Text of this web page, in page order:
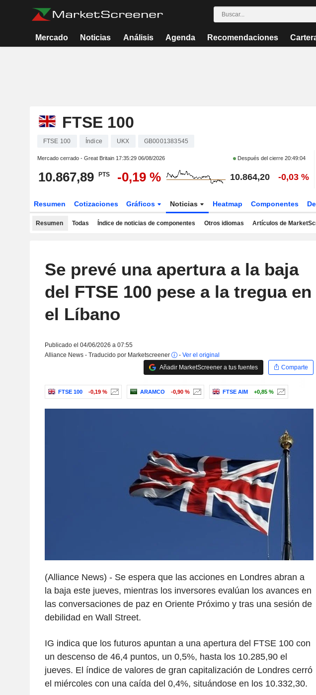
Mercado Noticias Análisis Agenda Recomendaciones
FTSE 100
FTSE 100 Índice UKX GB0001383545
Mercado cerrado - Great Britain 17:35:29 06/08/2026 Después del cierre20:49:04
10.867,89 PTS -0,19 % 10.864,20 -0,03 %
Resumen Cotizaciones Gráficos Noticias Heatmap Componentes
Resumen Todas Índice de noticias de componentes Otros idiomas Artículos de
Se prevé una apertura a la baja
del FTSE 100 pese a la tregua en
el Líbano
Publicado el 04/06/2026 a 07:55
Alliance News - Traducido por Marketscreener
- Ver el original
Añadir MarketScreener a tus fuentes
Comparte
FTSE 100 -0,19 % ARAMCO -0,90 % FTSE AIM +0,85 %
(Alliance News) - Se espera que las acciones en Londres abran a
la baja este jueves, mientras los inversores evalúan los avances en
las conversaciones de paz en Oriente Próximo y tras una sesión de
debilidad en Wall Street.
IG indica que los futuros apuntan a una apertura del FTSE 100 con
un descenso de 46,4 puntos, un 0,5%, hasta los 10.285,90 el
jueves. El índice de valores de gran capitalización de Londres cerró
el miércoles con una caída del 0,4%, situándose en los 10.332,30.